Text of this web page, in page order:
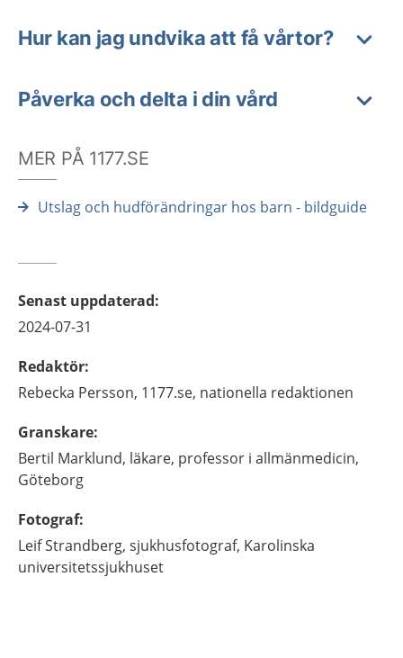
Hur kan jag undvika att få vårtor?
Påverka och delta i din vård
MER PÅ 1177.SE
Utslag och hudförändringar hos barn - bildguide
Senast uppdaterad:
2024-07-31
Redaktör:
Rebecka Persson, 1177.se, nationella redaktionen
Granskare:
Bertil Marklund, läkare, professor i allmänmedicin,
Göteborg
Fotograf:
LeifStrandberg, sjukhusfotograf, Karolinska
universitetssjukhuset